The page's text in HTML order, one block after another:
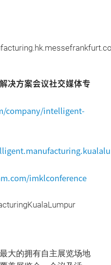
决方案会议社交媒体专
company/intelligent-
imklconference
大的拥有自主展览场地